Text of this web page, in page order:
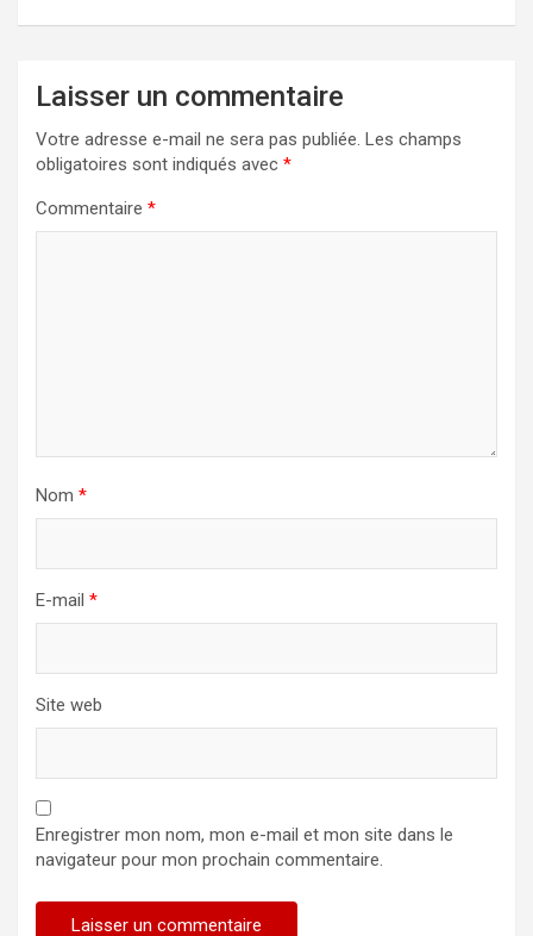
Laisser un commentaire
Votre adresse e-mail ne sera pas publiée. Les champs
obligatoires sont indiqués avec *
Commentaire *
Nom *
E-mail *
Site web
Enregistrer mon nom, mon e-mail et mon site dans le
navigateur pour mon prochain commentaire.